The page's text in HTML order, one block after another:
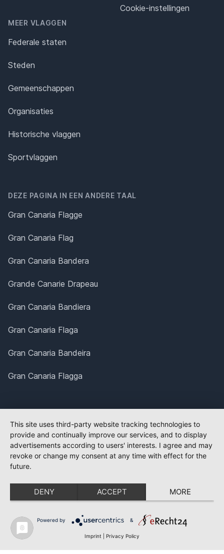
MEER VLAGGEN
Federale staten
Steden
Gemeenschappen
Organisaties
Historische vlaggen
Sportvlaggen
Cookie-instellingen
DEZE PAGINA IN EEN ANDERE TAAL
Gran Canaria Flagge
Gran Canaria Flag
Gran Canaria Bandera
Grande Canarie Drapeau
Gran Canaria Bandiera
Gran Canaria Flaga
Gran Canaria Bandeira
Gran Canaria Flagga
This site uses third-party website tracking technologies to
provide and continually improve our services, and to display
advertisements according to users' interests. I agree and may
revoke or change my consent at any time with effect for the
future.
DENY ACCEPT MORE
Powered by &
Imprint Privacy Policy